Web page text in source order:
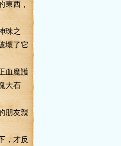
西，
珠之
壞了它
血魔護
大石
朋友親
，才反